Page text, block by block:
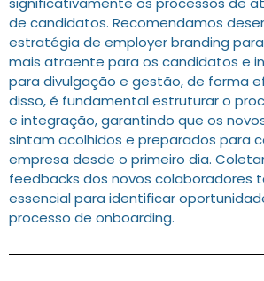
de candidatos. Recomendamos
estratégia de employer branding
mais atraente para os candidatos e
para divulgação e gestão, de forma
disso, é fundamental estruturar o
e integração, garantindo que os
sintam acolhidos e preparados para
empresa desde o primeiro dia.
feedbacks dos novos colaboradores
essencial para identificar
processo de onboarding.